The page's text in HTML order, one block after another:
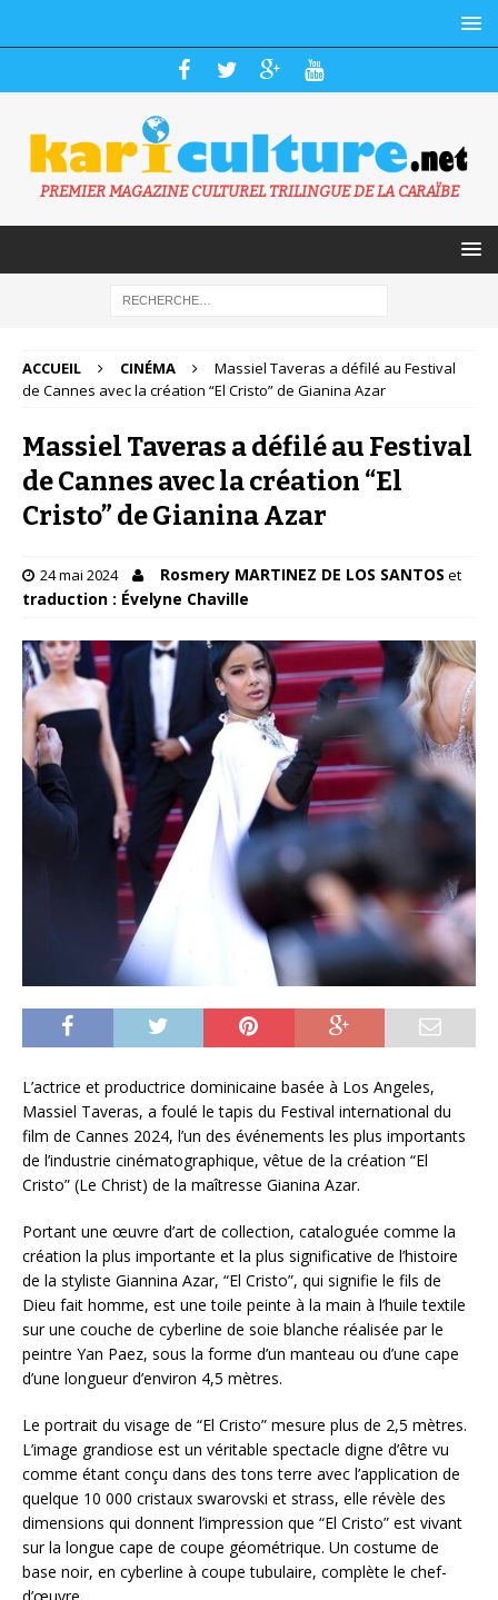
PREMIER MAGAZINE CULTUREL TRILINGUE DE LA CARAÏBE
ACCUEIL CINÉMA
Massiel Taveras a défilé au Festival
de Cannes avec la création “El Cristo” de Gianina Azar
Massiel Taveras a défilé au Festival
de Cannes avec la création “El
Cristo” de Gianina Azar
24 mai 2024 Rosmery MARTINEZ DE LOS SANTOS et
traduction : Évelyne Chaville
L’actrice et productrice dominicaine basée à Los Angeles,
Massiel Taveras, a foulé le tapis du Festival international du
film de Cannes 2024, l’un des événements les plus importants
de l’industrie cinématographique, vêtue de la création “El
Cristo” (Le Christ) de la maîtresse Gianina Azar.
Portant une œuvre d’art de collection, cataloguée comme la
création la plus importante et la plus significative de l’histoire
de la styliste Giannina Azar, “El Cristo”, qui signifie le fils de
Dieu fait homme, est une toile peinte à la main à l’huile textile
sur une couche de cyberline de soie blanche réalisée par le
peintre Yan Paez, sous la forme d’un manteau ou d’une cape
d’une longueur d’environ 4,5 mètres.
Le portrait du visage de “El Cristo” mesure plus de 2,5 mètres.
L’image grandiose est un véritable spectacle digne d’être vu
comme étant conçu dans des tons terre avec l’application de
quelque 10 000 cristaux swarovski et strass, elle révèle des
dimensions qui donnent l’impression que “El Cristo” est vivant
sur la longue cape de coupe géométrique. Un costume de
base noir, en cyberline à coupe tubulaire, complète le chef-